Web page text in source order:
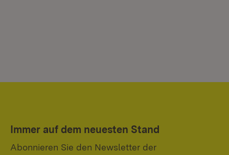
Immer auf dem neuesten Stand
Abonnieren Sie den Newsletter der